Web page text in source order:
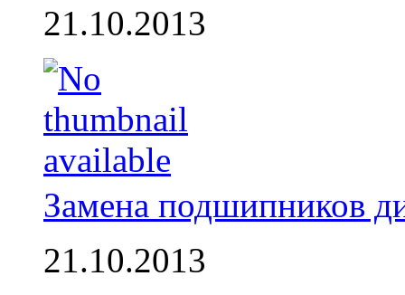
21.10.2013
Замена подшипников
21.10.2013